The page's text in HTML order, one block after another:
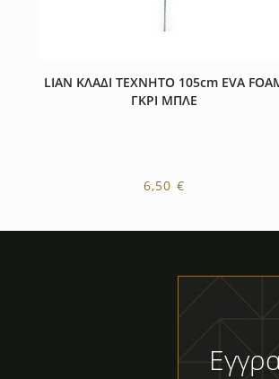
LIAN ΚΛΑΔΙ ΤΕΧΝΗΤΟ 105cm EVA
ΓΚΡΙ ΜΠΛΕ
6,50 €